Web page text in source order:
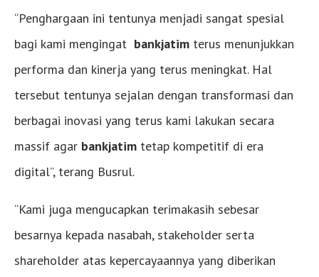
“Penghargaan ini tentunya menjadi sangat spesial
bagi kami mengingat bankjatim terus menunjukkan
performa dan kinerja yang terus meningkat. Hal
tersebut tentunya sejalan dengan transformasi dan
berbagai inovasi yang terus kami lakukan secara
massif agar bankjatim tetap kompetitif di era
digital”, terang Busrul.
“Kami juga mengucapkan terimakasih sebesar
besarnya kepada nasabah, stakeholder serta
shareholder atas kepercayaannya yang diberikan